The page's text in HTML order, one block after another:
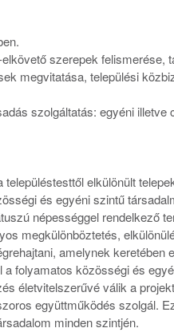
szerepek felismerése,
megvitatása, települési
szolgáltatás: egyéni illetve
elkülönült
és egyéni szintű
népességgel rendelkező
megkülönböztetés,
amelynek keretében
folyamatos közösségi és
életvitelszerűvé válik a
együttműködés szolgál.
minden szintjén.